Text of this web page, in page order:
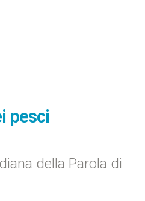
pesci
della Parola di